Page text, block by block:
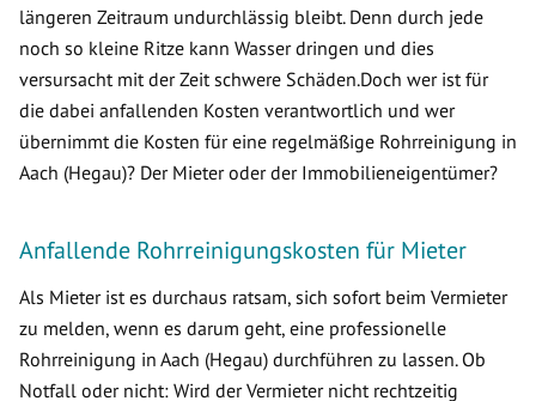
längeren Zeitraum undurchlässig bleibt. Denn durch jede
noch so kleine Ritze kann Wasser dringen und dies
versursacht mit der Zeit schwere Schäden.Doch wer ist für
die dabei anfallenden Kosten verantwortlich und wer
übernimmt die Kosten für eine regelmäßige Rohrreinigung in
Aach (Hegau)? Der Mieter oder der Immobilieneigentümer?
Anfallende Rohrreinigungskosten für Mieter
Als Mieter ist es durchaus ratsam, sich sofort beim Vermieter
zu melden, wenn es darum geht, eine professionelle
Rohrreinigung in Aach (Hegau) durchführen zu lassen. Ob
Notfall oder nicht: Wird der Vermieter nicht rechtzeitig